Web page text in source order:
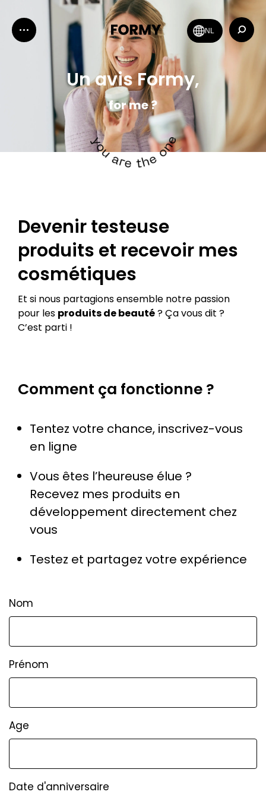
NL
:
Un avis Formy,
for me ?
Devenir testeuse
produits et recevoir mes
cosmétiques
Et si nous partagions ensemble notre passion
pour les produits de beauté? Ça vous dit ?
C’est parti !
Comment ça fonctionne ?
Tentez votre chance, inscrivez-vous
en ligne
Vous êtes l’heureuse élue ?
Recevez mes produits en
développement directement chez
vous
Testez et partagez votre expérience
Nom
Prénom
Age
Date d'anniversaire